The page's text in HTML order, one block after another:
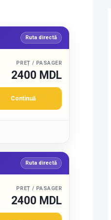
Ruta directă
PREȚ / PASAGER
2400 MDL
Continuă
Ruta directă
PREȚ / PASAGER
2400 MDL